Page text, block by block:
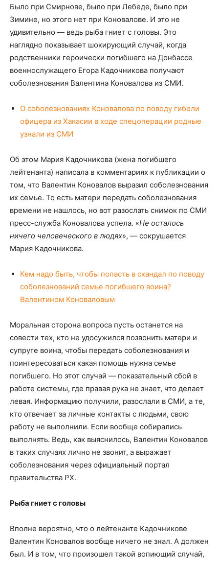
Было при Смирнове, было при Лебеде, было при
Зимине, но этого нет при Коновалове. И это не
удивительно — ведь рыба гниет с головы. Это
наглядно показывает шокирующий случай, когда
родственники героически погибшего на Донбассе
военнослужащего Егора Кадочникова получают
соболезнования Валентина Коновалова из СМИ.
О соболезнованиях Коновалова по поводу гибели
офицера из Хакасии в ходе спецоперации родные
узнали из СМИ
Об этом Мария Кадочникова (жена погибшего
лейтенанта) написала в комментариях к публикации о
том, что Валентин Коновалов выразил соболезнования
их семье. То есть матери передать соболезнования
времени не нашлось, но вот разослать снимок по СМИ
пресс-служба Коновалова успела. «Не осталось
ничего человеческого в людях», — сокрушается
Мария Кадочникова.
Кем надо быть, чтобы попасть в скандал по поводу
соболезнований семье погибшего воина?
Валентином Коноваловым
Моральная сторона вопроса пусть останется на
совести тех, кто не удосужился позвонить матери и
супруге воина, чтобы передать соболезнования и
поинтересоваться какая помощь нужна семье
погибшего. Но этот случай — показательный сбой в
работе системы, где правая рука не знает, что делает
левая. Информацию получили, разослали в СМИ, а те,
кто отвечает за личные контакты с людьми, свою
работу не выполнили. Если вообще собирались
выполнять. Ведь, как выяснилось, Валентин Коновалов
в таких случаях лично не звонит, а выражает
соболезнования через официальный портал
правительства РХ.
Рыба гниет с головы
Вполне вероятно, что о лейтенанте Кадочникове
Валентин Коновалов вообще ничего не знал. А должен
был. И в том, что произошел такой вопиющий случай,